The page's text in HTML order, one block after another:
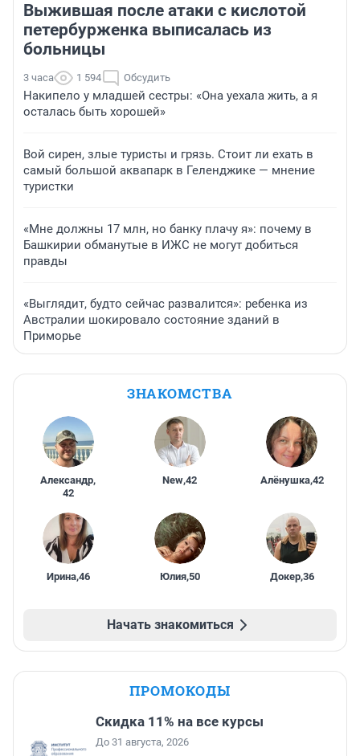
Выжившая после атаки с кислотой
петербурженка выписалась из
больницы
3 часа 1 594 Обсудить
Накипело у младшей сестры: «Она уехала жить, а я
осталась быть хорошей»
Вой сирен, злые туристы и грязь. Стоит ли ехать в
самый большой аквапарк в Геленджике — мнение
туристки
«Мне должны 17 млн, но банку плачу я»: почему в
Башкирии обманутые в ИЖС не могут добиться
правды
«Выглядит, будто сейчас развалится»: ребенка из
Австралии шокировало состояние зданий в
Приморье
ЗНАКОМСТВА
Александр,
42
New,42 Алёнушка,42
Ирина,46 Юлия,50 Докер,36
Начать знакомиться
ПРОМОКОДЫ
Скидка 11% на все курсы
До 31 августа, 2026